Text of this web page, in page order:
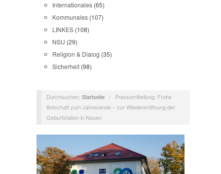
Internationales (65)
Kommunales (107)
LINKES (108)
NSU (29)
Religion & Dialog (35)
Sicherheit (98)
Durchsuchen: Startseite /
Pressemitteilung: Frohe
Botschaft zum Jahresende – zur Wiedereröffnung der
Geburtstation in Nauen